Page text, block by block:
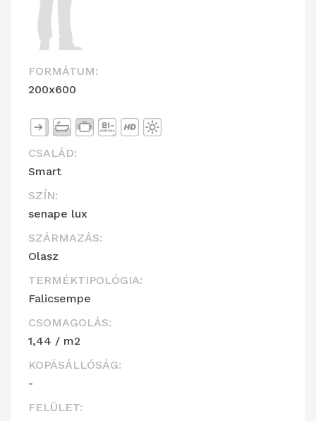
FORMÁTUM:
200x600
CSALÁD:
Smart
SZÍN:
senape lux
SZÁRMAZÁS:
Olasz
TERMÉKTIPOLÓGIA:
Falicsempe
CSOMAGOLÁS:
1,44 / m2
KOPÁSÁLLÓSÁG:
-
FELÜLET: